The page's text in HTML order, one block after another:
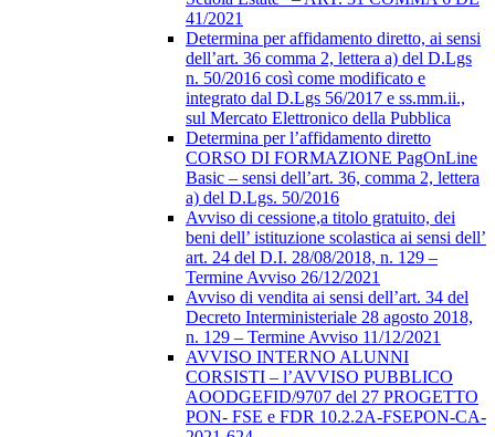
41/2021
Determina per affidamento diretto, ai sensi
dell’art. 36 comma 2, lettera a) del D.Lgs
n. 50/2016 così come modificato e
integrato dal D.Lgs 56/2017 e ss.mm.ii.,
sul Mercato Elettronico della Pubblica
Determina per l’affidamento diretto
CORSO DI FORMAZIONE PagOnLine
Basic – sensi dell’art. 36, comma 2, lettera
a) del D.Lgs. 50/2016
Avviso di cessione,a titolo gratuito, dei
beni dell’ istituzione scolastica ai sensi dell’
art. 24 del D.I. 28/08/2018, n. 129 –
Termine Avviso 26/12/2021
Avviso di vendita ai sensi dell’art. 34 del
Decreto Interministeriale 28 agosto 2018,
n. 129 – Termine Avviso 11/12/2021
AVVISO INTERNO ALUNNI
CORSISTI – l’AVVISO PUBBLICO
AOODGEFID/9707 del 27 PROGETTO
PON- FSE e FDR 10.2.2A-FSEPON-CA-